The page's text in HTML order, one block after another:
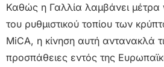
Καθώς η Γαλλία λαμβάνει μέτρα
του ρυθμιστικού τοπίου των
MiCA, η κίνηση αυτή αντανακλά
προσπάθειες εντός της